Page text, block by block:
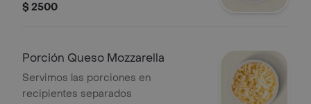
$ 2500
Porción Queso Mozzarella
Servimos las porciones en
recipientes separados